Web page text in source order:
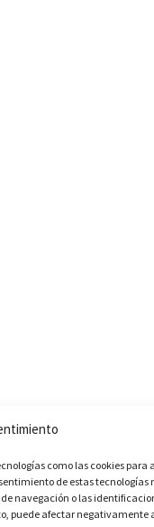
como las cookies
de estas tecnologías
navegación o las
puede afectar negativamente